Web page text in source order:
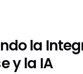
la
y la IA